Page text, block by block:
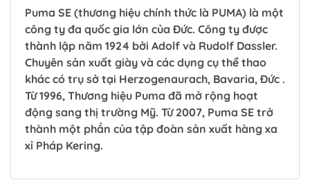
Puma SE (thương hiệu chính thức là PUMA) là một
công ty đa quốc gia lớn của Đức. Công ty được
thành lập năm 1924 bởi Adolf và Rudolf Dassler.
Chuyên sản xuất giày và các dụng cụ thể thao
khác có trụ sở tại Herzogenaurach, Bavaria, Đức .
Từ 1996, Thương hiệu Puma đã mở rộng hoạt
động sang thị trường Mỹ. Từ 2007, Puma SE trở
thành một phần của tập đoàn sản xuất hàng xa
xỉ Pháp Kering.